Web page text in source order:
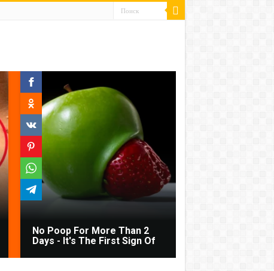
No Poop For More Than 2
Days - It's The First Sign Of